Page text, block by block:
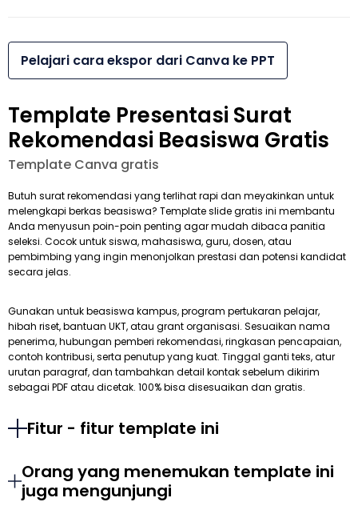
Pelajari cara ekspor dari Canva ke PPT
Template Presentasi Surat
Rekomendasi Beasiswa Gratis
Template Canva gratis
Butuh surat rekomendasi yang terlihat rapi dan meyakinkan untuk
melengkapi berkas beasiswa? Template slide gratis ini membantu
Anda menyusun poin-poin penting agar mudah dibaca panitia
seleksi. Cocok untuk siswa, mahasiswa, guru, dosen, atau
pembimbing yang ingin menonjolkan prestasi dan potensi kandidat
secara jelas.
Gunakan untuk beasiswa kampus, program pertukaran pelajar,
hibah riset, bantuan UKT, atau grant organisasi. Sesuaikan nama
penerima, hubungan pemberi rekomendasi, ringkasan pencapaian,
contoh kontribusi, serta penutup yang kuat. Tinggal ganti teks, atur
urutan paragraf, dan tambahkan detail kontak sebelum dikirim
sebagai PDF atau dicetak. 100% bisa disesuaikan dan gratis.
Fitur - fitur template ini
Orang yang menemukan template ini
juga mengunjungi